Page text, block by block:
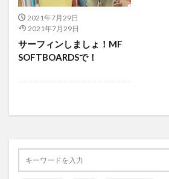
2021年7月29日
2021年7月29日
サーフィンしましょ！MF
SOFTBOARDSで！